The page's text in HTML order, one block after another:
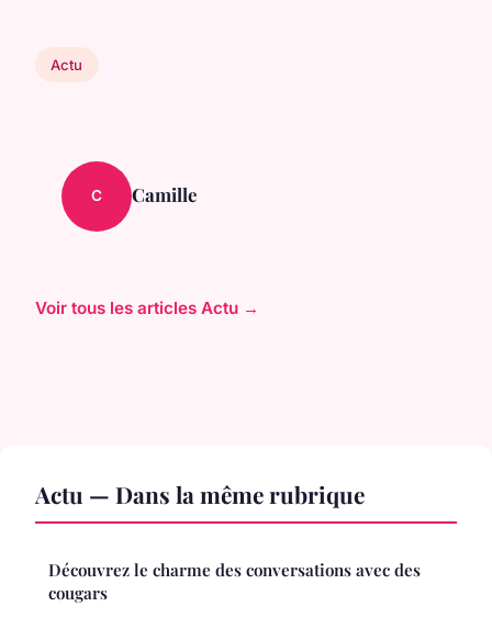
Actu
C Camille
Voir tous les articles Actu →
Actu — Dans la même rubrique
Découvrez le charme des conversations avec des
cougars